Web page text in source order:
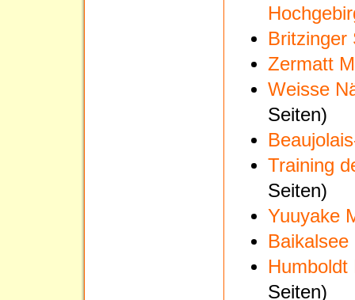
Britzinger
Zermatt
Weisse
Seiten)
Training
Seiten)
Yuuyake
Seiten)